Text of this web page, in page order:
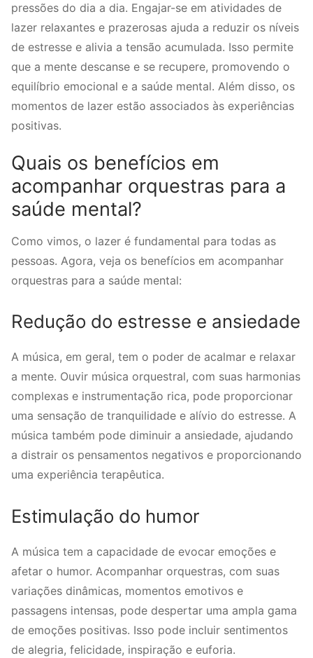
pressões do dia a dia. Engajar-se em atividades de
lazer relaxantes e prazerosas ajuda a reduzir os níveis
de estresse e alivia a tensão acumulada. Isso permite
que a mente descanse e se recupere, promovendo o
equilíbrio emocional e a saúde mental. Além disso, os
momentos de lazer estão associados às experiências
positivas.
Quais os benefícios em
acompanhar orquestras para a
saúde mental?
Como vimos, o lazer é fundamental para todas as
pessoas. Agora, veja os benefícios em acompanhar
orquestras para a saúde mental:
Redução do estresse e ansiedade
A música, em geral, tem o poder de acalmar e relaxar
a mente. Ouvir música orquestral, com suas harmonias
complexas e instrumentação rica, pode proporcionar
uma sensação de tranquilidade e alívio do estresse. A
música também pode diminuir a ansiedade, ajudando
a distrair os pensamentos negativos e proporcionando
uma experiência terapêutica.
Estimulação do humor
A música tem a capacidade de evocar emoções e
afetar o humor. Acompanhar orquestras, com suas
variações dinâmicas, momentos emotivos e
passagens intensas, pode despertar uma ampla gama
de emoções positivas. Isso pode incluir sentimentos
de alegria, felicidade, inspiração e euforia.